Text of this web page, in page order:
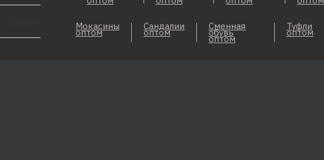
Мокасины
оптом
Сандалии
оптом
Сменная
обувь
оптом
Туфли
оптом